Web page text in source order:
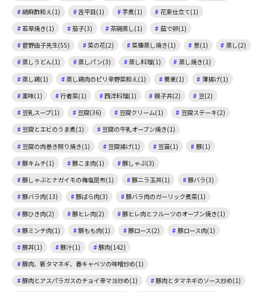
胡麻酢和え(1)
舌平目(1) 芋煮(1)
花束仕立て(1)
若草焼き(1)
茄子(3) 茶碗蒸し(1)
茹で卵(1)
菅野由子先生(55)
菜の花(2) 菜種蒸し焼き(1) 葱(1)
蒸し(2)
蒸しうどん(1)
蒸しパン(3) 蒸し料理(1)
蒸し焼き(1)
蒸し鶏(1)
蒸し鶏肉のピリ辛野菜和え(1) 蕎麦(1)
薄揚げ(1)
薬味(1)
行者菜(1) 西洋料理(1) 親子丼(2)
豆(2)
豆乳スープ(1)
豆腐(36) 豆腐クリーム(1)
豆腐ステーキ(2)
豆腐とエビのうま煮(1)
豆腐の牛乳オーブン焼き(1)
豆腐の肉巻き照り焼き(1)
豆腐揚げ(1) 豆苗(1)
豚(1)
豚キムチ(1)
豚こま肉(1)
豚しゃぶ(3)
豚しゃぶとナガイモの梅塩昆布(1)
豚ニラ玉丼(1)
豚バラ(3)
豚バラ肉(13)
豚ばら肉(3)
豚バラ肉のガーリック煮菜(1)
豚ひき肉(2)
豚ヒレ肉(2)
豚ヒレ肉とフルーツのオーブン焼き(1)
豚ミンチ肉(1)
豚もも肉(1) 豚ロース(2)
豚ロース肉(1)
豚丼(1)
豚汁(1)
豚肉(142)
豚肉、新タマネギ、春キャベツの味噌炒め(1)
豚肉とアスパラガスのチョイ辛マヨ炒め(1)
豚肉とタマネギのソース炒め(1)